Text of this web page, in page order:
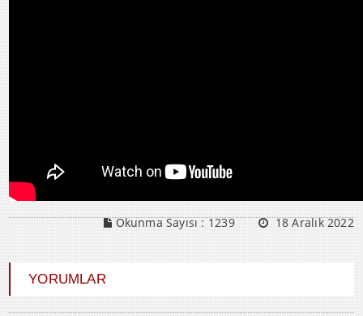
Okunma Sayısı :1239 18 Aralık 2022
YORUMLAR